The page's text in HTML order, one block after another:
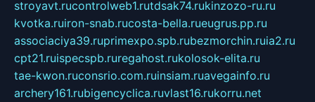
stroyavt.rucontrolweb1.rutdsak74.rukinzozo-ru.ru
kvotka.ruiron-snab.rucosta-bella.rueugrus.pp.ru
associaciya39.ruprimexpo.spb.rubezmorchin.ruia2.ru
cpt21.ruispecspb.ruregahost.rukolosok-elita.ru
tae-kwon.ruconsrio.com.ruinsiam.ruavegainfo.ru
archery161.rubigencyclica.ruvlast16.rukorru.net